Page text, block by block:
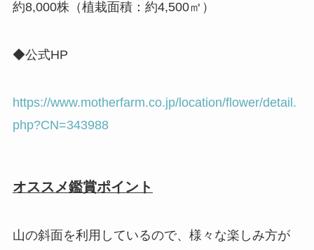
約8,000株（植栽面積：約4,500㎡）
◆公式HP
https://www.motherfarm.co.jp/location/flower/detail.
php?CN=343988
オススメ鑑賞ポイント
山の斜面を利用しているので、様々な楽しみ方が